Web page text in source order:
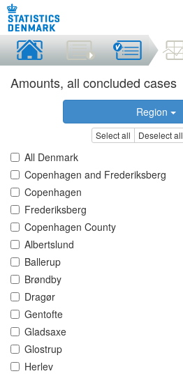
Amounts, all concluded cases
Region
Select all Deselect all
All Denmark
Copenhagen and Frederiksberg
Copenhagen
Frederiksberg
Copenhagen County
Albertslund
Ballerup
Brøndby
Dragør
Gentofte
Gladsaxe
Glostrup
Herlev